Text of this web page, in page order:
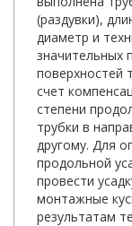
(раздувки),
диаметр и
значительных
поверхностей
счет
степени
трубки в
другому. Для
продольной
провести
монтажные
результатам